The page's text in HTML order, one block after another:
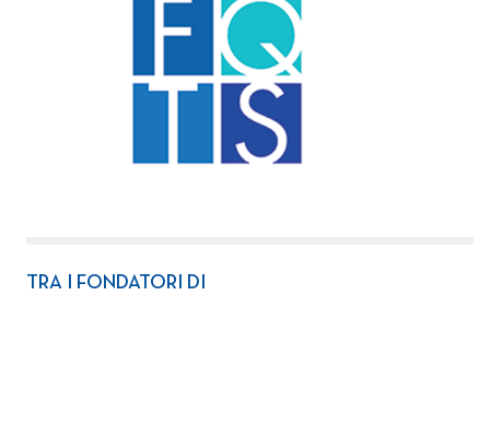
TRA I FONDATORI DI